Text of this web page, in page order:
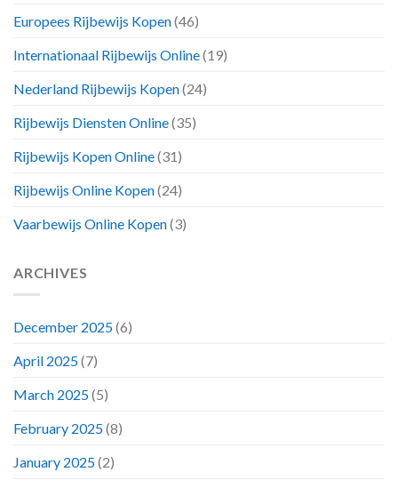
Europees Rijbewijs Kopen(46)
Internationaal Rijbewijs Online(19)
Nederland Rijbewijs Kopen(24)
Rijbewijs Diensten Online(35)
Rijbewijs Kopen Online(31)
Rijbewijs Online Kopen(24)
Vaarbewijs Online Kopen(3)
ARCHIVES
December 2025(6)
April 2025(7)
March 2025(5)
February 2025(8)
January 2025(2)